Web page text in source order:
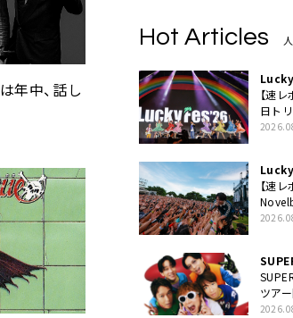
年中、話し
Hot Articles
【速
日ト
うだい
【速
ェス日
ツア
発売